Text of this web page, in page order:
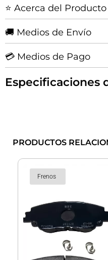
⭐ Acerca del Producto
🚚 Medios de Envío
💳 Medios de Pago
Especificaciones
PRODUCTOS
Frenos